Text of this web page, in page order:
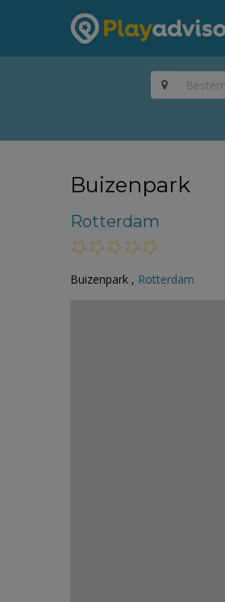
Buizenpark
Rotterdam
Buizenpark , Rotterdam